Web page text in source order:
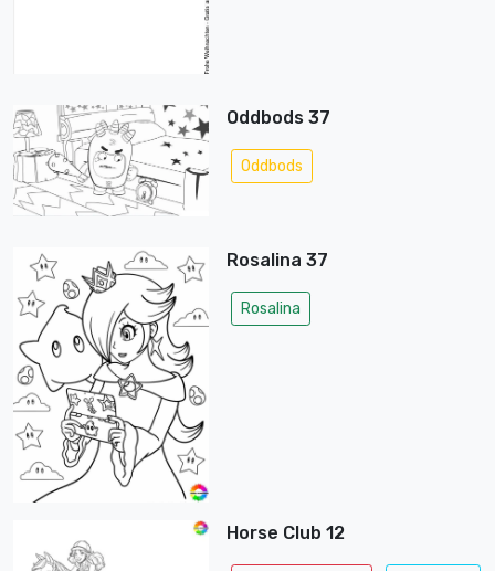
Oddbods 37
Oddbods
Rosalina 37
Rosalina
Horse Club 12